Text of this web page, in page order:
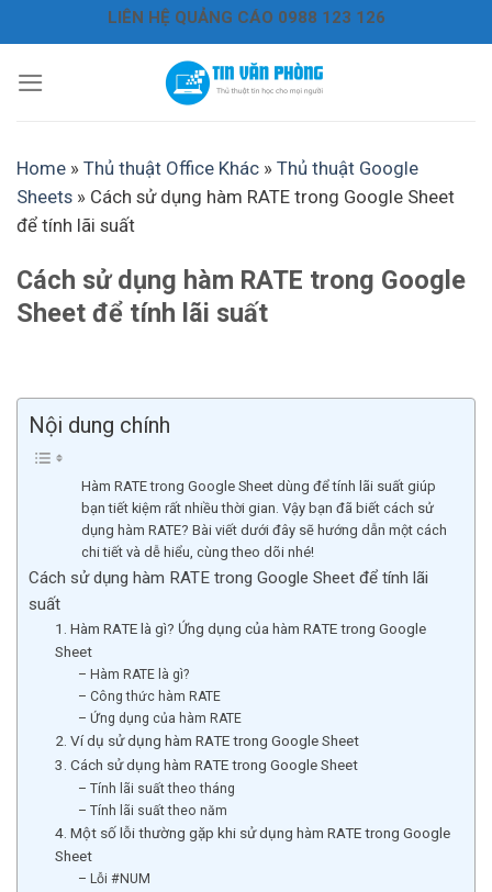
qua
nội
LIÊN HỆ QUẢNG CÁO 0988 123 126
Home » Thủ thuật Office Khác » Thủ thuật Google
Sheets » Cách sử dụng hàm RATE trong Google Sheet
để tính lãi suất
Cách sử dụng hàm RATE trong Google
Sheet để tính lãi suất
Nội dung chính
Hàm RATE trong Google Sheet dùng để tính lãi suất giúp
bạn tiết kiệm rất nhiều thời gian. Vậy bạn đã biết cách sử
dụng hàm RATE? Bài viết dưới đây sẽ hướng dẫn một cách
chi tiết và dễ hiểu, cùng theo dõi nhé!
Cách sử dụng hàm RATE trong Google Sheet để tính lãi
suất
1. Hàm RATE là gì? Ứng dụng của hàm RATE trong Google
Sheet
– Hàm RATE là gì?
– Công thức hàm RATE
– Ứng dụng của hàm RATE
2. Ví dụ sử dụng hàm RATE trong Google Sheet
3. Cách sử dụng hàm RATE trong Google Sheet
– Tính lãi suất theo tháng
– Tính lãi suất theo năm
4. Một số lỗi thường gặp khi sử dụng hàm RATE trong Google
Sheet
– Lỗi #NUM